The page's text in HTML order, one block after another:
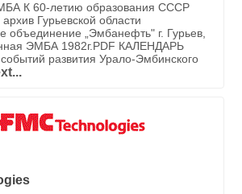
К 60-летию образования СССР
Гурьевской области
объединение „Эмбанефть" г. Гурьев,
ЭМБА 1982г.PDF КАЛЕНДАРЬ
развития Урало-Эмбинского